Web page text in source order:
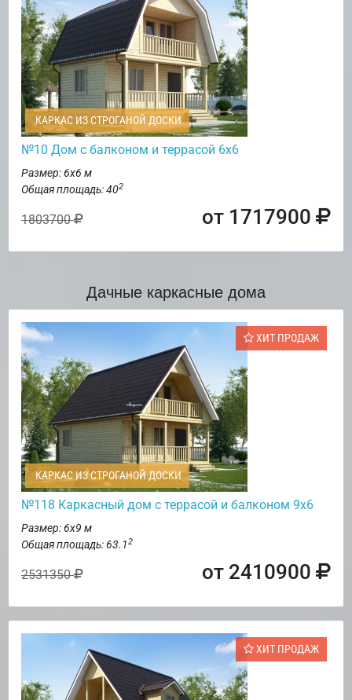
КАРКАС ИЗ СТРОГАНОЙ ДОСКИ
№10 Дом с балконом и террасой 6х6
Размер: 6х6 м
Общая площадь: 402
1803700 от 1717900
Дачные каркасные дома
ХИТ ПРОДАЖ
КАРКАС ИЗ СТРОГАНОЙ ДОСКИ
№118 Каркасный дом с террасой и балконом 9х6
Размер: 6х9 м
Общая площадь: 63.12
2531350 от 2410900
ХИТ ПРОДАЖ